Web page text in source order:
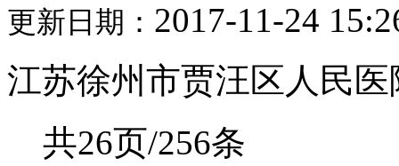
更新日期： 2017-11-24
江苏徐州市贾汪区人民医
共26页/256条